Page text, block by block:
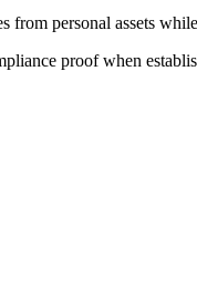
from personal assets
proof when